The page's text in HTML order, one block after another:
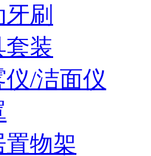
刷
套装
仪/洁面仪
置物架